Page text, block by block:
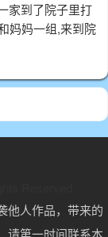
家到了院子里打
妈妈一组,来到院
始了。外婆一
到姐姐背后,四
他人作品，带来的
请第一时间联系本